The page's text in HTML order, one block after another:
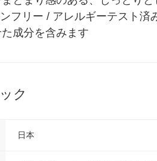
フリー / アレルギーテスト
成分を含みます
ク
日本